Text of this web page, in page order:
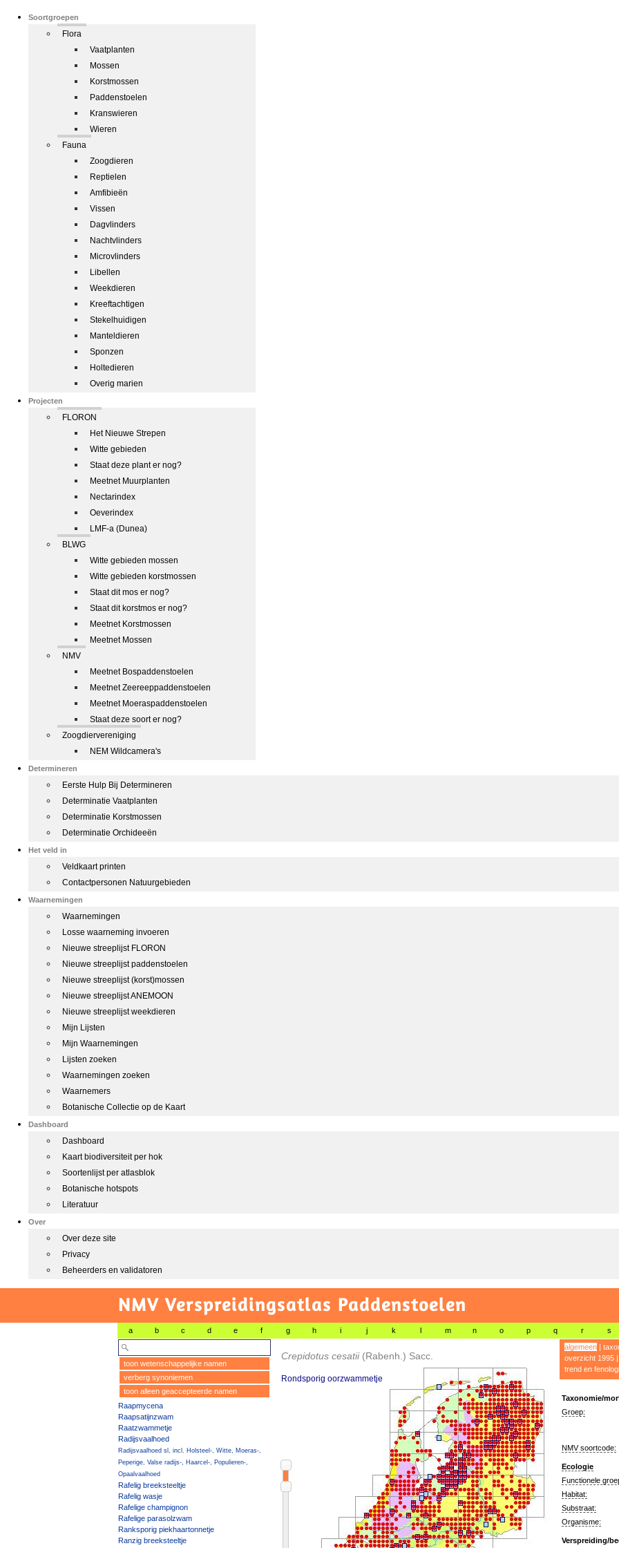
Soortgroepen
Flora
Vaatplanten
Mossen
Korstmossen
Paddenstoelen
Kranswieren
Wieren
Fauna
Zoogdieren
Reptielen
Amfibieën
Vissen
Dagvlinders
Nachtvlinders
Microvlinders
Libellen
Weekdieren
Kreeftachtigen
Stekelhuidigen
Manteldieren
Sponzen
Holtedieren
Overig marien
Projecten
FLORON
Het Nieuwe Strepen
Witte gebieden
Staat deze plant er nog?
Meetnet Muurplanten
Nectarindex
Oeverindex
LMF-a (Dunea)
BLWG
Witte gebieden mossen
Witte gebieden korstmossen
Staat dit mos er nog?
Staat dit korstmos er nog?
Meetnet Korstmossen
Meetnet Mossen
NMV
Meetnet Bospaddenstoelen
Meetnet Zeereeppaddenstoelen
Meetnet Moeraspaddenstoelen
Staat deze soort er nog?
Zoogdiervereniging
NEM Wildcamera's
Determineren
Eerste Hulp Bij Determineren
Determinatie Vaatplanten
Determinatie Korstmossen
Determinatie Orchideeën
Het veld in
Veldkaart printen
Contactpersonen Natuurgebieden
Waarnemingen
Waarnemingen
Losse waarneming invoeren
Nieuwe streeplijst FLORON
Nieuwe streeplijst paddenstoelen
Nieuwe streeplijst (korst)mossen
Nieuwe streeplijst ANEMOON
Nieuwe streeplijst weekdieren
Mijn Lijsten
Mijn Waarnemingen
Lijsten zoeken
Waarnemingen zoeken
Waarnemers
Botanische Collectie op de Kaart
Dashboard
Dashboard
Kaart biodiversiteit per hok
Soortenlijst per atlasblok
Botanische hotspots
Literatuur
Over
Over deze site
Privacy
Beheerders en validatoren
NMV Verspreidingsatlas Paddenstoelen
a b c d e f g h i j k l m n o p q r s
toon wetenschappelijke namen
verberg synoniemen
toon alleen geaccepteerde namen
Raapmycena
Raapsatijnzwam
Raatzwammetje
Radijsvaalhoed
Radijsvaalhoed sl, incl. Holsteel-, Witte, Moeras-,
Peperige, Valse radijs-, Haarcel-, Populieren-,
Opaalvaalhoed
Rafelig breeksteeltje
Rafelig wasje
Rafelige champignon
Rafelige parasolzwam
Ranksporig piekhaartonnetje
Ranzig breeksteeltje
Crepidotus cesatii (Rabenh.) Sacc.
Rondsporig oorzwammetje
algemeen|
overzicht 1995|
trend en
Taxonomie/
Groep:
NMV soortcode:
Ecologie
Functionele
Habitat:
Substraat:
Organisme:
Verspreiding/